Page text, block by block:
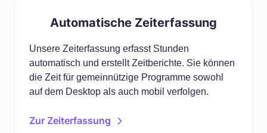
Automatische Zeiterfassung
Unsere Zeiterfassung erfasst Stunden
automatisch und erstellt Zeitberichte. Sie können
die Zeit für gemeinnützige Programme sowohl
auf dem Desktop als auch mobil verfolgen.
Zur Zeiterfassung